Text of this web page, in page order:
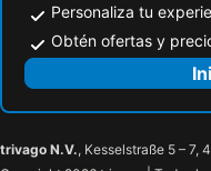
Personaliza tu
Obtén ofertas y
trivago N.V., Kesselstraße 5 – 7,